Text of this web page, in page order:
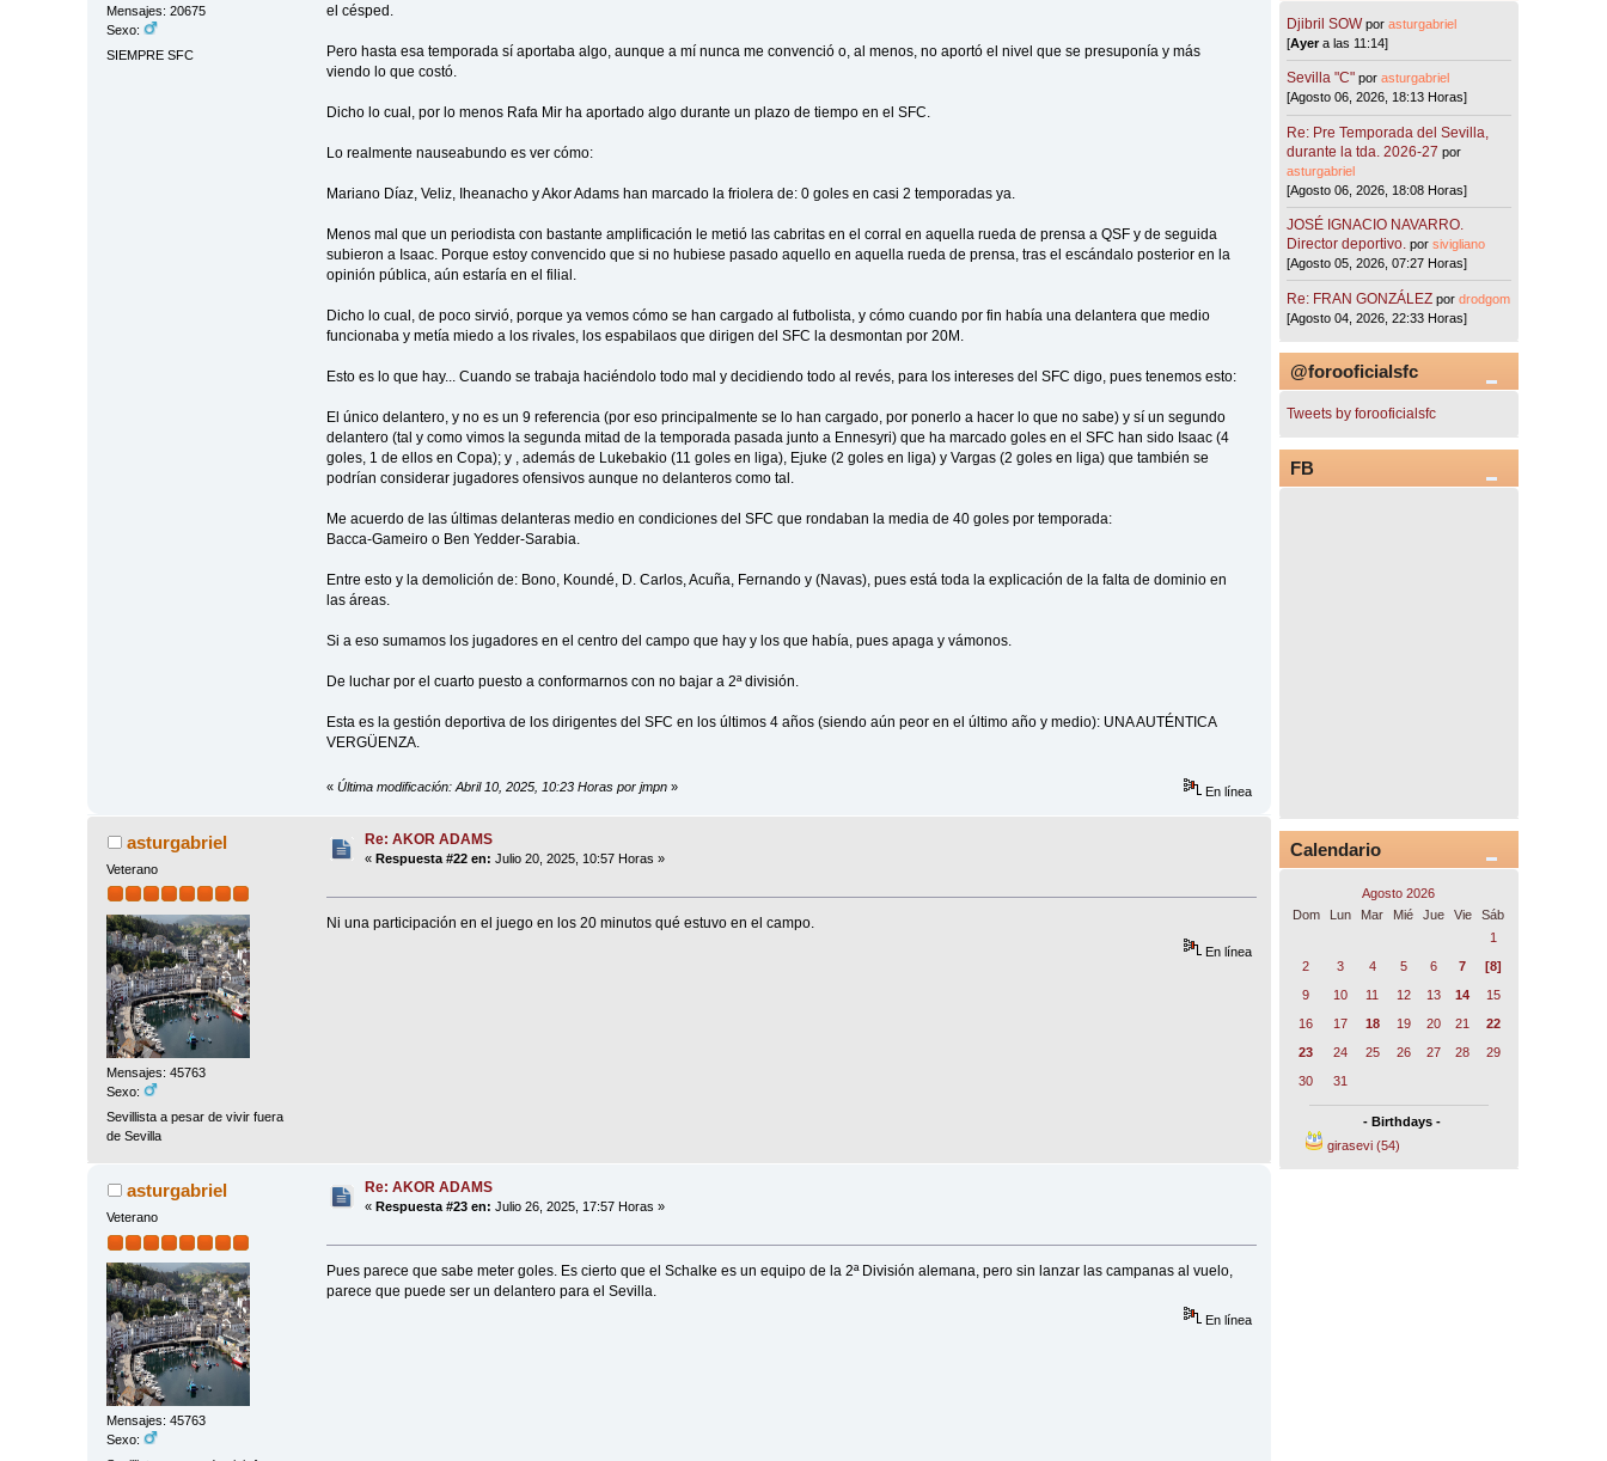
Mensajes: 20675
Sexo:
SIEMPRE SFC
el césped.
Pero hasta esa temporada sí aportaba algo, aunque a mí nunca me convenció o, al menos, no aportó el nivel que se presuponía y más
viendo lo que costó.
Dicho lo cual, por lo menos Rafa Mir ha aportado algo durante un plazo de tiempo en el SFC.
Lo realmente nauseabundo es ver cómo:
Mariano Díaz, Veliz, Iheanacho y Akor Adams han marcado la friolera de: 0 goles en casi 2 temporadas ya.
Menos mal que un periodista con bastante amplificación le metió las cabritas en el corral en aquella rueda de prensa a QSF y de seguida
subieron a Isaac. Porque estoy convencido que si no hubiese pasado aquello en aquella rueda de prensa, tras el escándalo posterior en la
opinión pública, aún estaría en el filial.
Dicho lo cual, de poco sirvió, porque ya vemos cómo se han cargado al futbolista, y cómo cuando por fin había una delantera que medio
funcionaba y metía miedo a los rivales, los espabilaos que dirigen del SFC la desmontan por 20M.
Esto es lo que hay... Cuando se trabaja haciéndolo todo mal y decidiendo todo al revés, para los intereses del SFC digo, pues tenemos esto:
El único delantero, y no es un 9 referencia (por eso principalmente se lo han cargado, por ponerlo a hacer lo que no sabe) y sí un segundo
delantero (tal y como vimos la segunda mitad de la temporada pasada junto a Ennesyri) que ha marcado goles en el SFC han sido Isaac (4
goles, 1 de ellos en Copa); y , además de Lukebakio (11 goles en liga), Ejuke (2 goles en liga) y Vargas (2 goles en liga) que también se
podrían considerar jugadores ofensivos aunque no delanteros como tal.
Me acuerdo de las últimas delanteras medio en condiciones del SFC que rondaban la media de 40 goles por temporada:
Bacca-Gameiro o Ben Yedder-Sarabia.
Entre esto y la demolición de: Bono, Koundé, D. Carlos, Acuña, Fernando y (Navas), pues está toda la explicación de la falta de dominio en
las áreas.
Si a eso sumamos los jugadores en el centro del campo que hay y los que había, pues apaga y vámonos.
De luchar por el cuarto puesto a conformarnos con no bajar a 2ª división.
Esta es la gestión deportiva de los dirigentes del SFC en los últimos 4 años (siendo aún peor en el último año y medio): UNA AUTÉNTICA
VERGÜENZA.
« Última modificación: Abril 10, 2025, 10:23 Horas por jmpn» En línea
asturgabriel
Veterano
Mensajes: 45763
Sexo:
Sevillista a pesar de vivir fuera
de Sevilla
Re: AKOR ADAMS
« Respuesta #22 en: Julio 20, 2025, 10:57 Horas »
Ni una participación en el juego en los 20 minutos qué estuvo en el campo.
En línea
asturgabriel
Veterano
Mensajes: 45763
Sexo:
Re: AKOR ADAMS
« Respuesta #23 en: Julio 26, 2025, 17:57 Horas »
Pues parece que sabe meter goles. Es cierto que el Schalke es un equipo de la 2ª División alemana, pero sin lanzar las campanas al vuelo,
parece que puede ser un delantero para el Sevilla.
En línea
Djibril SOW porasturgabriel
[Ayera las 11:14]
Sevilla "C"porasturgabriel
[Agosto 06, 2026, 18:13 Horas]
Re: Pre Temporada del Sevilla,
durante la tda. 2026-27 por
asturgabriel
[Agosto 06, 2026, 18:08 Horas]
JOSÉ IGNACIO NAVARRO.
Director deportivo. porsivigliano
[Agosto 05, 2026, 07:27 Horas]
Re: FRAN GONZÁLEZ pordrodgom
[Agosto 04, 2026, 22:33 Horas]
@forooficialsfc
Tweets by forooficialsfc
FB
Calendario
Agosto 2026
Dom
Lun Mar Mié Jue Vie
Sáb
1
2
3 4 5 6 7
[8]
9
10 11 12 13 14
15
16
17 18 19 20 21
22
23
24 25 26 27 28
29
30
31
- Birthdays -
girasevi (54)